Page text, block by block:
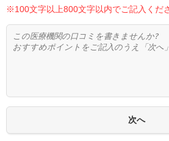
※100文字以上800文字以内でご記入くだ